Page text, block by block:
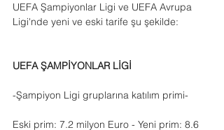
UEFA Şampiyonlar Ligi ve UEFA Avrupa
Ligi'nde yeni ve eski tarife şu şekilde:
UEFA ŞAMPİYONLAR LİGİ
-Şampiyon Ligi gruplarına katılım primi-
Eski prim: 7.2 milyon Euro - Yeni prim: 8.6